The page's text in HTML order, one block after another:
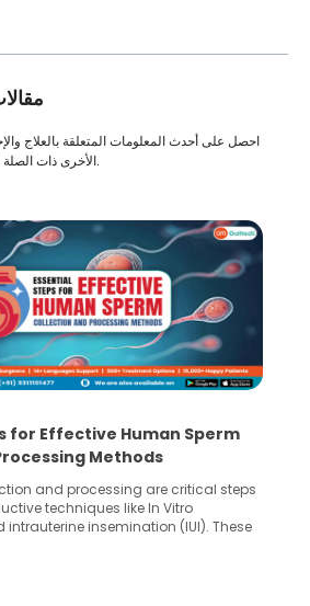
احصل على أحدث المعلومات المتعلقة بالعلاج
الأخرى ذات الصلة لجعل حياتك أكثر صحة وأفضل.
for Effective Human Sperm
Methods
and processing are critical steps
techniques like In Vitro
intrauterine insemination (IUI). These
achieve their dream of